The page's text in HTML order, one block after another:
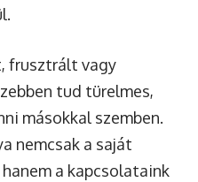
frusztrált vagy
tud türelmes,
másokkal szemben.
nemcsak a saját
a kapcsolataink